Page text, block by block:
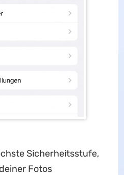
Sicherheitsstufe,
Fotos